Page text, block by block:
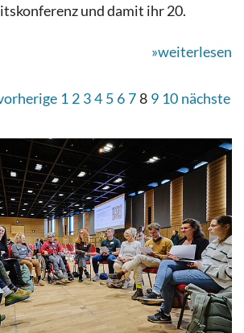
und damit ihr 20.
»weiterlesen
1 2 34 5 6 78 9 10 nächste